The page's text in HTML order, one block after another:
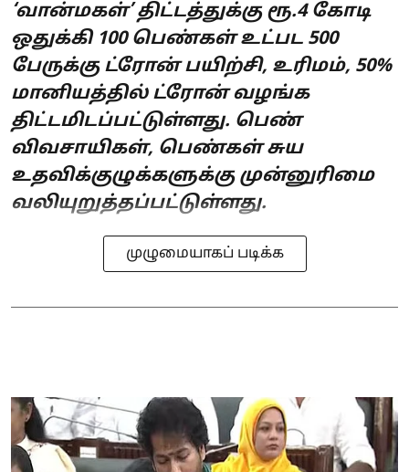
‘வான்மகள்’ திட்டத்துக்கு ரூ.4 கோடி
ஒதுக்கி 100 பெண்கள் உட்பட 500
பேருக்கு ட்ரோன் பயிற்சி, உரிமம், 50%
மானியத்தில் ட்ரோன் வழங்க
திட்டமிடப்பட்டுள்ளது. பெண்
விவசாயிகள், பெண்கள் சுய
உதவிக்குழுக்களுக்கு முன்னுரிமை
வலியுறுத்தப்பட்டுள்ளது.
முழுமையாகப் படிக்க